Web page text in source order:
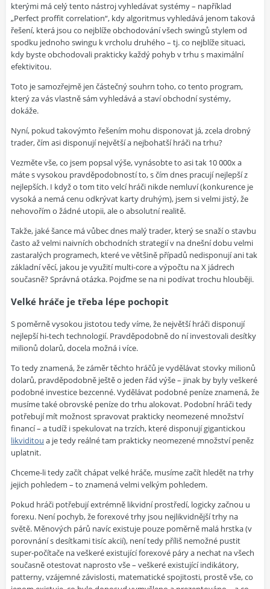
kterými má celý tento nástroj vyhledávat systémy – například
„Perfect proffit correlation“, kdy algoritmus vyhledává jenom taková
řešení, která jsou co nejblíže obchodování všech swingů stylem od
spodku jednoho swingu k vrcholu druhého – tj. co nejblíže situaci,
kdy byste obchodovali prakticky každý pohyb v trhu s maximální
efektivitou.
Toto je samozřejmě jen částečný souhrn toho, co tento program,
který za vás vlastně sám vyhledává a staví obchodní systémy,
dokáže.
Nyní, pokud takovýmto řešením mohu disponovat já, zcela drobný
trader, čím asi disponují největší a nejbohatší hráči na trhu?
Vezměte vše, co jsem popsal výše, vynásobte to asi tak 10 000x a
máte s vysokou pravděpodobností to, s čím dnes pracují nejlepší z
nejlepších. I když o tom tito velcí hráči nikde nemluví (konkurence je
vysoká a nemá cenu odkrývat karty druhým), jsem si velmi jistý, že
nehovořím o žádné utopii, ale o absolutní realitě.
Takže, jaké šance má vůbec dnes malý trader, který se snaží o stavbu
často až velmi naivních obchodních strategií v na dnešní dobu velmi
zastaralých programech, které ve většině případů nedisponují ani tak
základní věcí, jakou je využití multi-core a výpočtu na X jádrech
současně? Správná otázka. Pojďme se na ni podívat trochu hlouběji.
Velké hráče je třeba lépe pochopit
S poměrně vysokou jistotou tedy víme, že největší hráči disponují
nejlepší hi-tech technologií. Pravděpodobně do ní investovali desítky
milionů dolarů, docela možná i více.
To tedy znamená, že záměr těchto hráčů je vydělávat stovky milionů
dolarů, pravděpodobně ještě o jeden řád výše – jinak by byly veškeré
podobné investice bezcenné. Vydělávat podobné peníze znamená, že
musíme také obrovské peníze do trhu alokovat. Podobní hráči tedy
potřebují mít možnost spravovat prakticky neomezené množství
financí – a tudíž i spekulovat na trzích, které disponují gigantickou
likviditou a je tedy reálné tam prakticky neomezené množství peněz
uplatnit.
Chceme-li tedy začít chápat velké hráče, musíme začít hledět na trhy
jejich pohledem – to znamená velmi velkým pohledem.
Pokud hráči potřebují extrémně likvidní prostředí, logicky začnou u
forexu. Není pochyb, že forexové trhy jsou nejlikvidnější trhy na
světě. Měnových párů navíc existuje pouze poměrně malá hrstka (v
porovnání s desítkami tisíc akcií), není tedy příliš nemožné pustit
super-počítače na veškeré existující forexové páry a nechat na všech
současně otestovat naprosto vše – veškeré existující indikátory,
patterny, vzájemné závislosti, matematické spojitosti, prostě vše, co